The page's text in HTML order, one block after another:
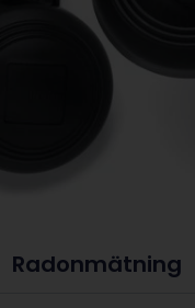
Radonmätning